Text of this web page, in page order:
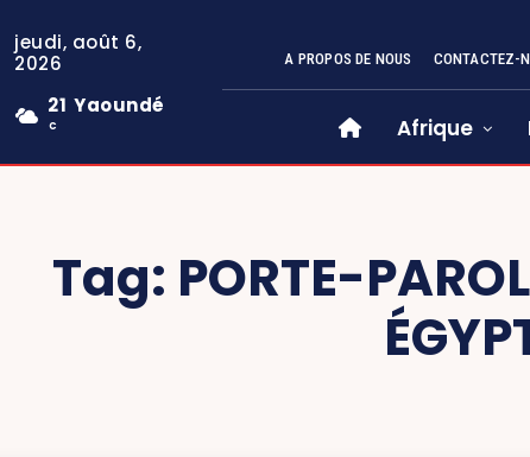
jeudi, août 6,
2026
21
C
Yaoundé
A PROPOS DE NOUS CONTACTEZ-
Afrique
Tag: PORTE-